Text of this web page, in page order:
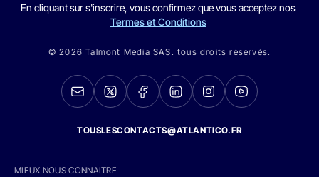
En cliquant sur s'inscrire, vous confirmez que vous acceptez nos
Termes et Conditions
© 2026 Talmont Media SAS. tous droits réservés.
TOUSLESCONTACTS@ATLANTICO.FR
MIEUX NOUS CONNAITRE